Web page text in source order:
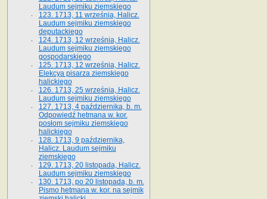
Laudum sejmiku ziemskiego
123. 1713, 11 września, Halicz.
Laudum sejmiku ziemskiego
deputackiego
124. 1713, 12 września, Halicz.
Laudum sejmiku ziemskiego
gospodarskiego
125. 1713, 12 września, Halicz.
Elekcya pisarza ziemskiego
halickiego
126. 1713, 25 września, Halicz.
Laudum sejmiku ziemskiego
127. 1713, 4 października, b. m.
Odpowiedź hetmana w. kor.
posłom sejmiku ziemskiego
halickiego
128. 1713, 9 października,
Halicz. Laudum sejmiku
ziemskiego
129. 1713, 20 listopada, Halicz.
Laudum sejmiku ziemskiego
130. 1713, po 20 listopada, b. m.
Pismo hetmana w. kor. na sejmik